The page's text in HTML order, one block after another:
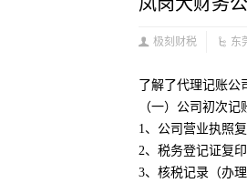
极刻财税 东
了解了代理记账
（一）公司初次记
1、公司营业执照
2、税务登记证复
3、核税记录（办